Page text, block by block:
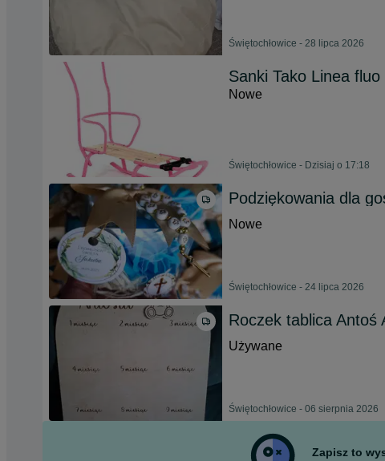
Świętochłowice - 28 lipca 2026
Sanki Tako Linea
Nowe
Świętochłowice - Dzisiaj o 17:18
Podziękowania dla
Nowe
Świętochłowice - 24 lipca 2026
Roczek tablica Antoś
Używane
Świętochłowice - 06 sierpnia 2026
Zapisz to